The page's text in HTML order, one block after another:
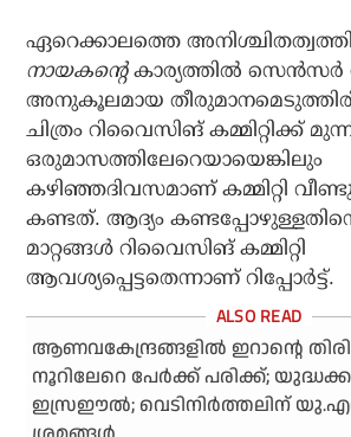
ഏറെക്കാലത്തെ
നായകന്റെകാര്യത്തില്‍
അനുകൂലമായ
ചിത്രം റിവൈസിങ് കമ്മിറ്റിക്ക്
ഒരുമാസത്തിലേറെയായെങ്കിലും
കഴിഞ്ഞദിവസമാണ് കമ്മിറ്റി
കണ്ടത്. ആദ്യം
മാറ്റങ്ങള്‍ റിവൈസിങ് കമ്മിറ്റി
ആവശ്യപ്പെട്ടതെന്നാണ് റിപ്പോര്‍ട്ട്.
ആണവകേന്ദ്രങ്ങളില്‍ ഇറാന്റെ
നൂറിലേറെ പേര്‍ക്ക് പരിക്ക്;
ഇസ്രഈല്‍; വെടിനിര്‍ത്തലിന്